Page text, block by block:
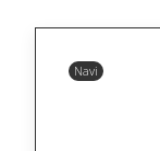
Navi